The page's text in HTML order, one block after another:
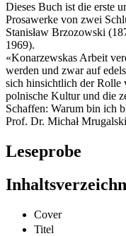
Dieses Buch ist die erste
Prosawerke von zwei
Stanisław Brzozowski
1969).
«Konarzewskas Arbeit
werden und zwar auf
sich hinsichtlich der
polnische Kultur und die
Schaffen: Warum bin ich
Prof. Dr. Michał
Leseprobe
Cover
Titel